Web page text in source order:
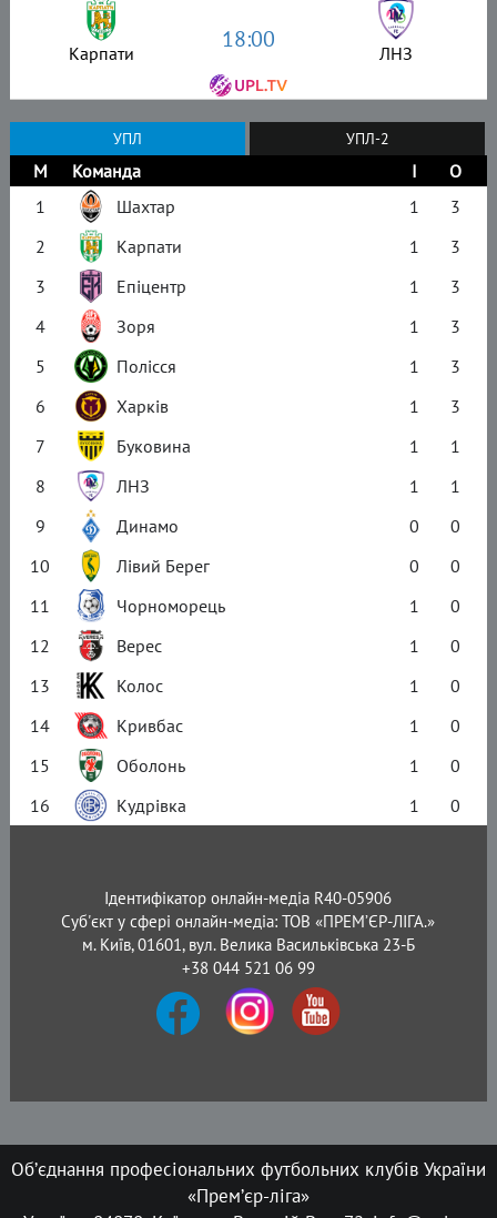
Карпати 18:00 ЛНЗ
УПЛ УПЛ-2
М Команда І
О
1
Шахтар 1
3
2
Карпати 1
3
3
Епіцентр 1
3
4
Зоря 1
3
5
Полісся 1
3
6
Харків 1
3
7
Буковина 1
1
8
ЛНЗ 1
1
9
Динамо 0
0
10
Лівий Берег 0
0
11
Чорноморець 1
0
12
Верес 1
0
13
Колос 1
0
14
Кривбас 1
0
15
Оболонь 1
0
16
Кудрівка 1 0
Ідентифікатор онлайн-медіа R40-05906
Суб'єкт у сфері онлайн-медіа: ТОВ «ПРЕМ’ЄР-ЛІГА.»
м. Київ, 01601, вул. Велика Васильківська 23-Б
+38 044 521 06 99
Об’єднання професіональних футбольних клубів України
«Прем’єр-ліга»